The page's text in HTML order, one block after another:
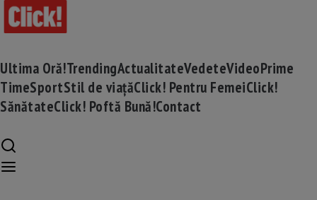
Ultima Oră!TrendingActualitateVedeteVideoPrime
TimeSportStil de viațăClick! Pentru FemeiClick!
SănătateClick! Poftă Bună!Contact